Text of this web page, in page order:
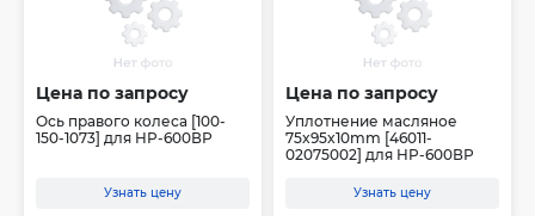
Цена по запросу
Ось правого колеса [100-
150-1073] для HP-600ВР
Узнать цену
Цена по запросу
Уплотнение масляное
75x95x10mm [46011-
02075002] для HP-600ВР
Узнать цену